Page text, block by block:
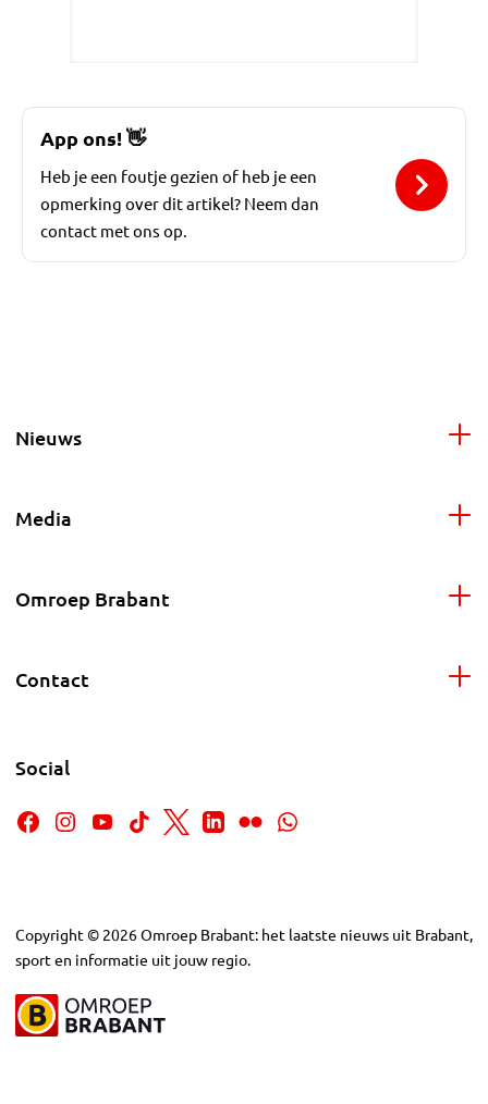
App ons!👋
Heb je een foutje gezien of heb je een
opmerking over dit artikel? Neem dan
contact met ons op.
Nieuws
Media
Omroep Brabant
Contact
Social
Copyright © 2026Omroep Brabant: het laatste nieuws uit Brabant,
sport en informatie uit jouw regio.